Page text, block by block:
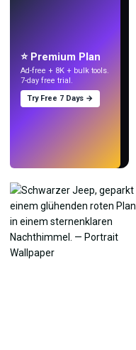
⭐ Premium Plan
Ad-free + 8K + bulk tools.
7-day free trial.
Try Free 7 Days →